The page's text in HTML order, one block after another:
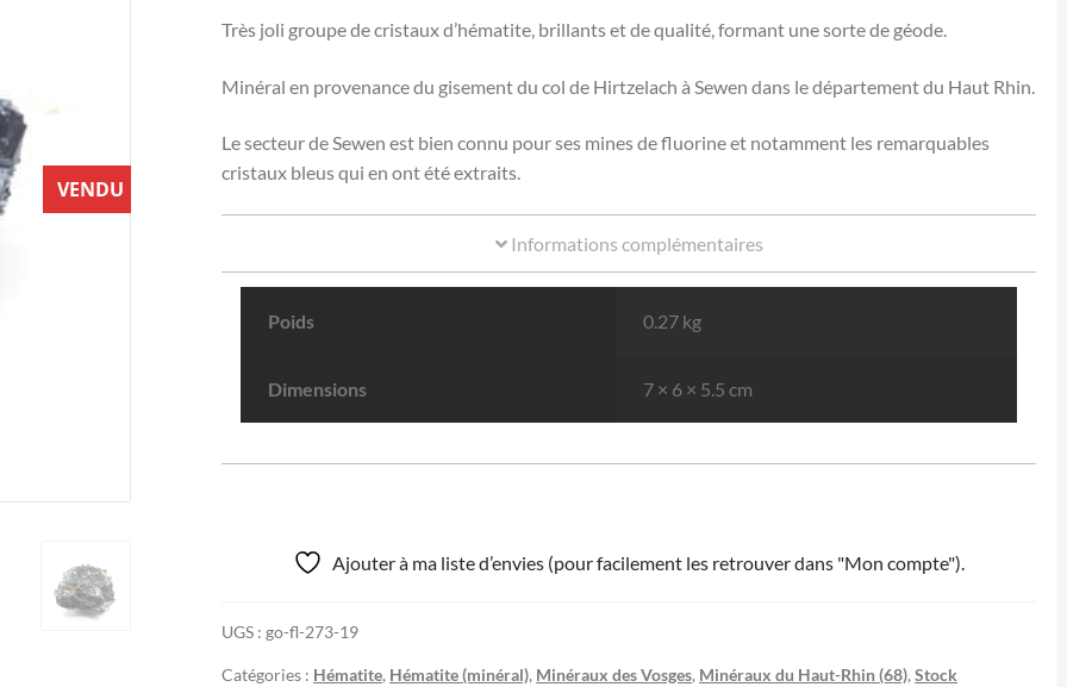
VENDU
Très joli groupe de cristaux d’hématite, brillants et de qualité, formant une sorte de géode.
Minéral en provenance du gisement du col de Hirtzelach à Sewen dans le département du Haut Rhin.
Le secteur de Sewen est bien connu pour ses mines de fluorine et notamment les remarquables
cristaux bleus qui en ont été extraits.
Informations complémentaires
Poids 0.27 kg
Dimensions 7 × 6 × 5.5 cm
Ajouter à ma liste d’envies (pour facilement les retrouver dans "Mon compte").
UGS : go-fl-273-19
Catégories : Hématite, Hématite (minéral), Minéraux des Vosges, Minéraux du Haut-Rhin (68), Stock